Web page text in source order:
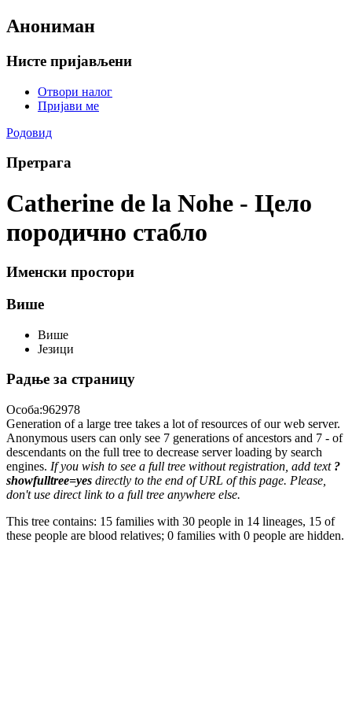
Анониман
Нисте пријављени
Отвори налог
Пријави ме
Родовид
Претрага
Catherine de la Nohe - Цело
породично стабло
Именски простори
Више
Више
Језици
Радње за страницу
Особа:962978
Generation of a large tree takes a lot of resources of our web server.
Anonymous users can only see 7 generations of ancestors and 7 - of
descendants on the full tree to decrease server loading by search
engines. If you wish to see a full tree without registration, add text ?
showfulltree=yes directly to the end of URL of this page. Please,
don't use direct link to a full tree anywhere else.
This tree contains: 15 families with 30 people in 14 lineages, 15 of
these people are blood relatives; 0 families with 0 people are hidden.